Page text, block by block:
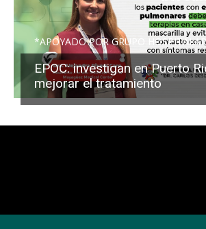
*APOYADO POR GRUPO
EPOC: investigan en Puerto
mejorar el tratamiento